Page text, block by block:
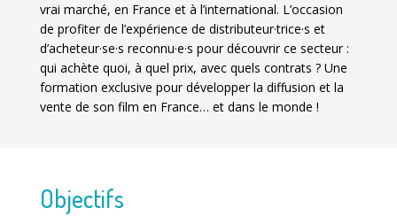
vrai marché, en France et à l’international. L’occasion
de profiter de l’expérience de distributeur·trice·s et
d’acheteur·se·s reconnu·e·s pour découvrir ce secteur :
qui achète quoi, à quel prix, avec quels contrats ? Une
formation exclusive pour développer la diffusion et la
vente de son film en France… et dans le monde !
Objectifs